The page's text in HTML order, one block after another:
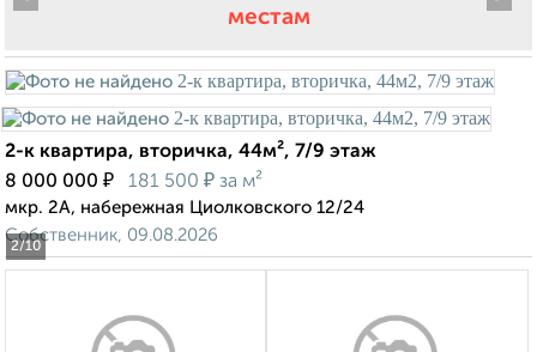
местам
2/10
2-к квартира, вторичка, 44м², 7/9 этаж
8 000 000 ₽ 181 500 ₽ за м²
мкр. 2А, набережная Циолковского 12/24
Собственник, 09.08.2026